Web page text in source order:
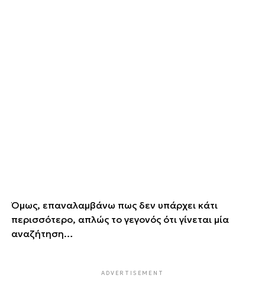
Όμως, επαναλαμβάνω πως δεν υπάρχει κάτι
περισσότερο, απλώς το γεγονός ότι γίνεται μία
αναζήτηση…
ADVERTISEMENT